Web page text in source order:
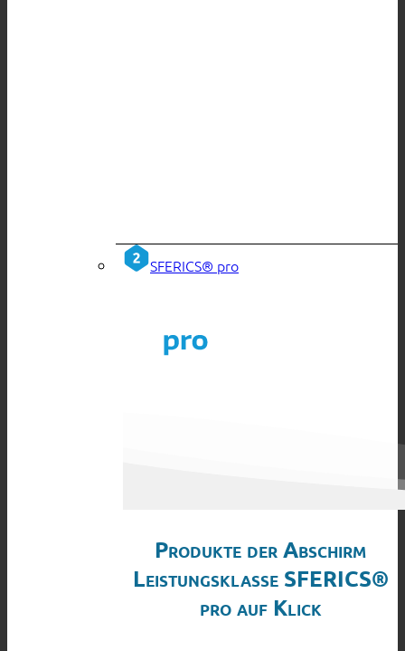
SFERICS® pro
Produkte der Abschirm
Leistungsklasse SFERICS®
pro auf Klick